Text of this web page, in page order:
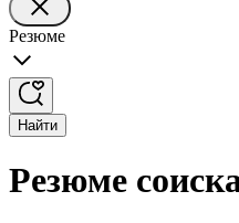
Резюме
Найти
Резюме